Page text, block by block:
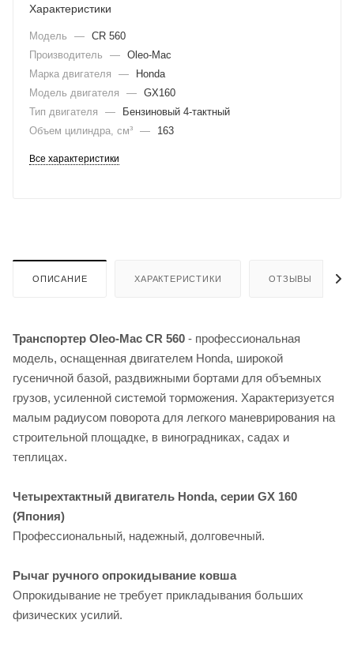
Характеристики
Модель — CR 560
Производитель
— Oleo-Mac
Марка двигателя
—
Honda
Модель двигателя
— GX160
Тип двигателя
—
Бензиновый 4-тактный
Объем цилиндра, см³ — 163
Все характеристики
ОПИСАНИЕ ХАРАКТЕРИСТИКИ ОТЗЫВЫ
Транспортер Oleo-Mac CR 560 - профессиональная
модель, оснащенная двигателем Honda, широкой
гусеничной базой, раздвижными бортами для объемных
грузов, усиленной системой торможения. Характеризуется
малым радиусом поворота для легкого маневрирования на
строительной площадке, в виноградниках, садах и
теплицах.
Четырехтактный двигатель Honda, серии GX 160
(Япония)
Профессиональный, надежный, долговечный.
Рычаг ручного опрокидывание ковша
Опрокидывание не требует прикладывания больших
физических усилий.